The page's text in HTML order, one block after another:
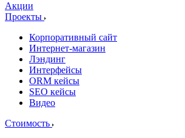
Акции
Проекты
Корпоративный сайт
Интернет-магазин
Лэндинг
Интерфейсы
ORM кейсы
SEO кейсы
Видео
Стоимость